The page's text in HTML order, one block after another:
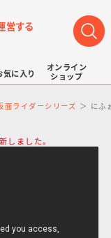
営する
気に入り
オンライン
ショップ
面ライダーシリーズ にふ
しました。